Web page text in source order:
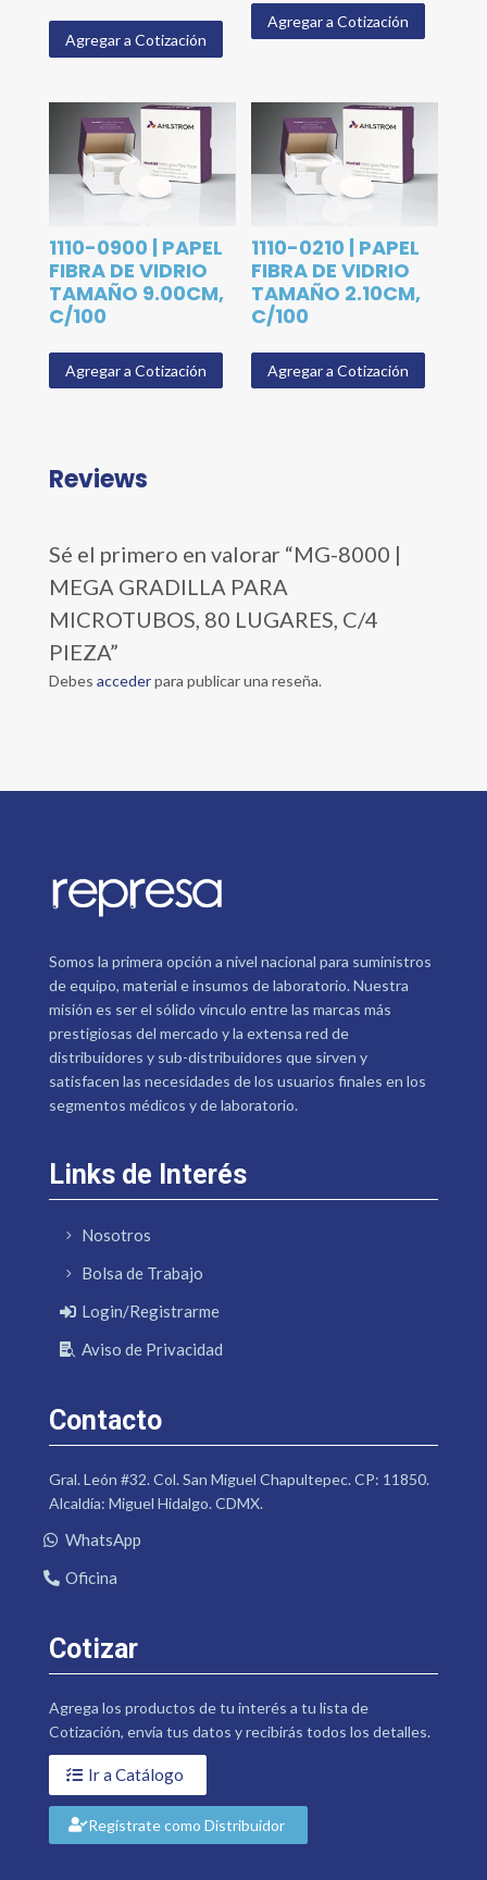
Agregar a Cotización
Agregar a Cotización
1110-0900 | PAPEL
FIBRA DE VIDRIO
TAMAÑO 9.00CM,
C/100
Agregar a Cotización
1110-0210 | PAPEL
FIBRA DE VIDRIO
TAMAÑO 2.10CM,
C/100
Agregar a Cotización
Reviews
Sé el primero en valorar “MG-8000 |
MEGA GRADILLA PARA
MICROTUBOS, 80 LUGARES, C/4
PIEZA”
Debes accederpara publicar una reseña.
Somos la primera opción a nivel nacional para suministros
de equipo, material e insumos de laboratorio. Nuestra
misión es ser el sólido vínculo entre las marcas más
prestigiosas del mercado y la extensa red de
distribuidores y sub-distribuidores que sirven y
satisfacen las necesidades de los usuarios finales en los
segmentos médicos y de laboratorio.
Links de Interés
Nosotros
Bolsa de Trabajo
Login/Registrarme
Aviso de Privacidad
Contacto
Gral. León #32. Col. San Miguel Chapultepec. CP: 11850.
Alcaldía: Miguel Hidalgo. CDMX.
WhatsApp
Oficina
Cotizar
Agrega los productos de tu interés a tu lista de
Cotización, envía tus datos y recibirás todos los detalles.
Ir a Catálogo
Regístrate como Distribuidor